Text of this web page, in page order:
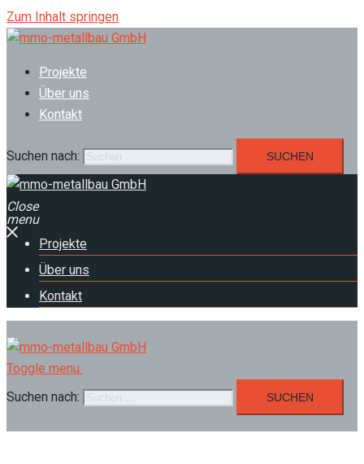
Zum Inhalt springen
Projekte
Über uns
Kontakt
Suchen nach:
Close
menu
Projekte
Über uns
Kontakt
Toggle menu
Suchen nach: